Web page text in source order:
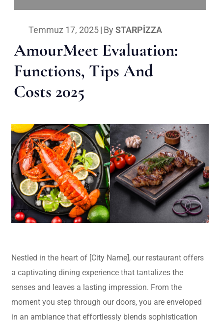
Temmuz 17, 2025| By STARPIZZA
AmourMeet Evaluation:
Functions, Tips And
Costs 2025
Nestled in the heart of [City Name], our restaurant offers
a captivating dining experience that tantalizes the
senses and leaves a lasting impression. From the
moment you step through our doors, you are enveloped
in an ambiance that effortlessly blends sophistication